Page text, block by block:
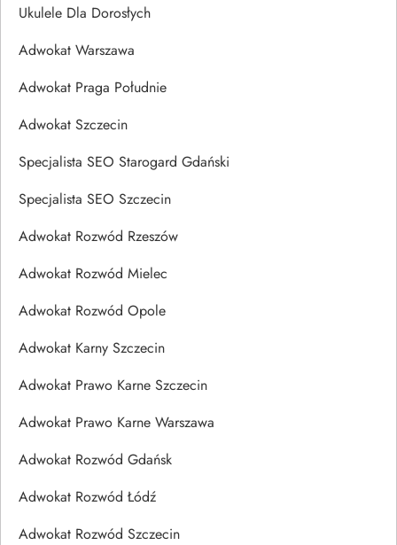
Ukulele Dla Dorosłych
Adwokat Warszawa
Adwokat Praga Południe
Adwokat Szczecin
Specjalista SEO Starogard Gdański
Specjalista SEO Szczecin
Adwokat Rozwód Rzeszów
Adwokat Rozwód Mielec
Adwokat Rozwód Opole
Adwokat Karny Szczecin
Adwokat Prawo Karne Szczecin
Adwokat Prawo Karne Warszawa
Adwokat Rozwód Gdańsk
Adwokat Rozwód Łódź
Adwokat Rozwód Szczecin